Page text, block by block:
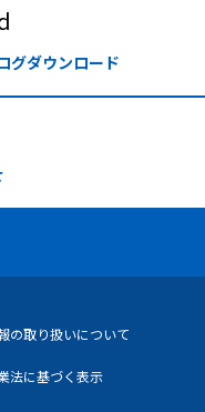
ダウンロード
の取り扱いについて
法に基づく表示